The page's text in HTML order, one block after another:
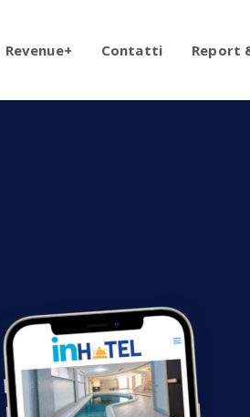
Revenue+ Contatti Report